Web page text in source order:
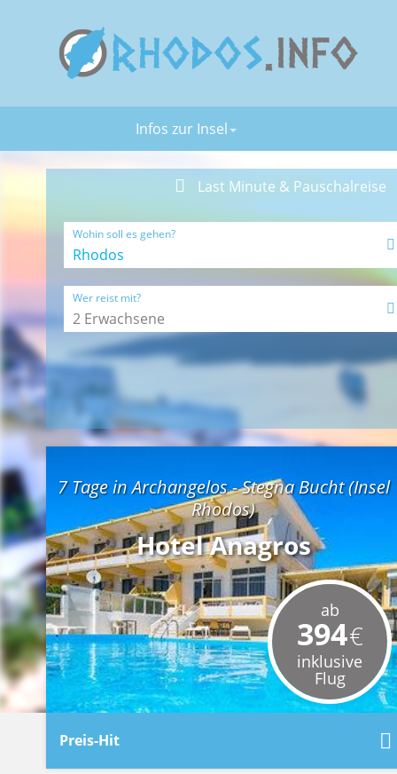
Infos zur Insel
Last Minute & Pauschalreise
Wohin soll es gehen?
Wer reist mit?
ab
394€
inklusive
Flug
7 Tage in Archangelos - Stegna Bucht (Insel
Rhodos)
Hotel Anagros
Preis-Hit